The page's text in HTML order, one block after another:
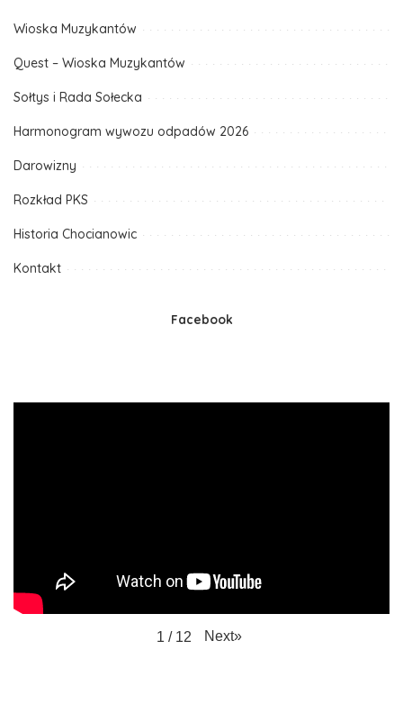
Wioska Muzykantów
Quest – Wioska Muzykantów
Sołtys i Rada Sołecka
Harmonogram wywozu odpadów 2026
Darowizny
Rozkład PKS
Historia Chocianowic
Kontakt
Facebook
1 / 12 Next»